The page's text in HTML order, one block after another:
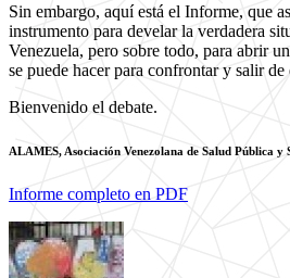
Sin embargo, aquí está el Informe, que
instrumento para develar la verdadera
Venezuela, pero sobre todo, para abrir
se puede hacer para confrontar y salir
Bienvenido el debate.
ALAMES, Asociación Venezolana de Salud Pública y
Informe completo en PDF